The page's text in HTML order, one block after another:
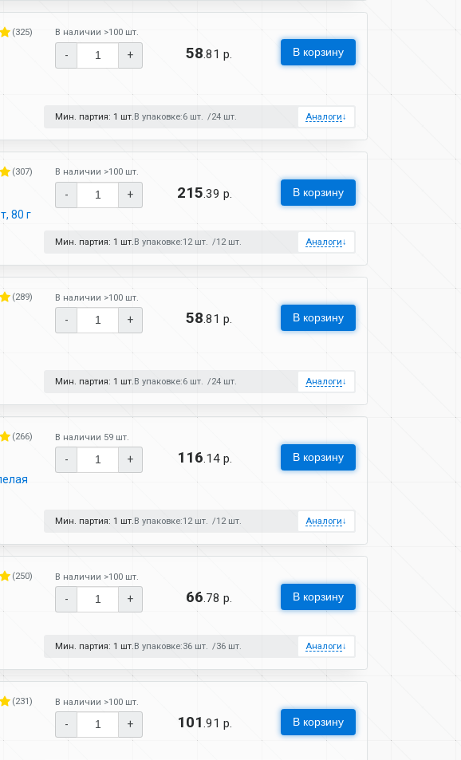
(325) В наличии >100 шт.
- + 58.81 р. В корзину
Мин. партия: 1 шт.В упаковке:6 шт. 24 шт. Аналоги↓
(307)
80 г
В наличии >100 шт.
- + 215.39 р. В корзину
Мин. партия: 1 шт.В упаковке:12 шт. 12 шт. Аналоги↓
(289) В наличии >100 шт.
- + 58.81 р. В корзину
Мин. партия: 1 шт. В упаковке:6 шт. 24 шт. Аналоги↓
(266) В наличии 59 шт.
- + 116.14 р. В корзину
Мин. партия: 1 шт. В упаковке:12 шт. 12 шт. Аналоги↓
(250) В наличии >100 шт.
- + 66.78 р. В корзину
Мин. партия: 1 шт. В упаковке:36 шт. 36 шт. Аналоги↓
(231) В наличии >100 шт.
- + 101.91 р. В корзину